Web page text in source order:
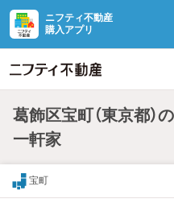
ニフティ不動産
購入アプリ
葛飾区宝町（東京都）
一軒家
宝町